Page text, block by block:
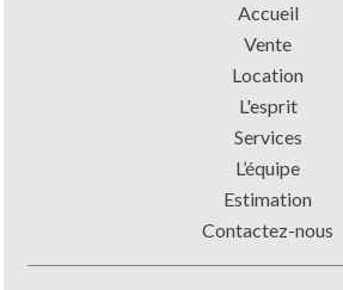
Accueil
Vente
Location
L'esprit
Services
L’équipe
Estimation
Contactez-nous